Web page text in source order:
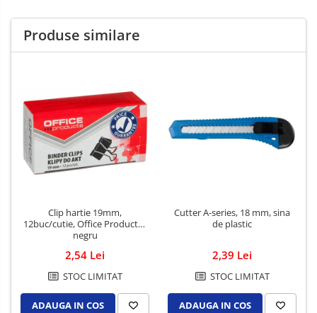
Produse similare
Clip hartie 19mm,
12buc/cutie, Office Products -
negru
2,54 Lei
STOC LIMITAT
ADAUGA IN COS
Cutter A-series, 18 mm, sina
de plastic
2,39 Lei
STOC LIMITAT
ADAUGA IN COS